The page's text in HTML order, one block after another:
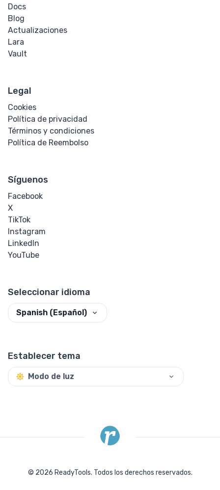
Docs
Blog
Actualizaciones
Lara
Vault
Legal
Cookies
Política de privacidad
Términos y condiciones
Política de Reembolso
Síguenos
Facebook
X
TikTok
Instagram
LinkedIn
YouTube
Seleccionar idioma
Spanish (Español)
Establecer tema
Modo de luz
© 2026 ReadyTools. Todos los derechos reservados.